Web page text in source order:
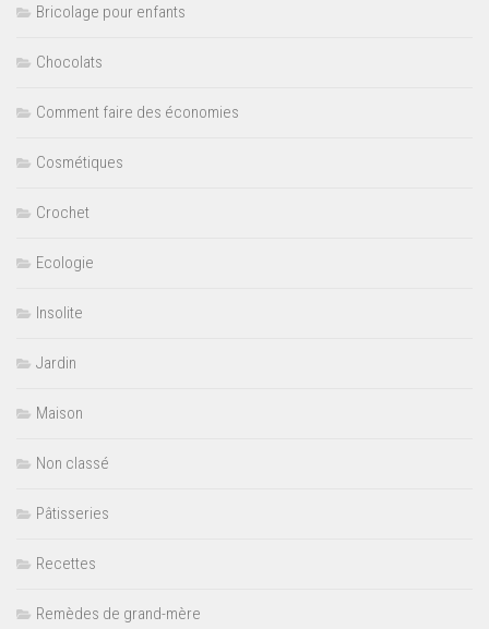
Bricolage pour enfants
Chocolats
Comment faire des économies
Cosmétiques
Crochet
Ecologie
Insolite
Jardin
Maison
Non classé
Pâtisseries
Recettes
Remèdes de grand-mère